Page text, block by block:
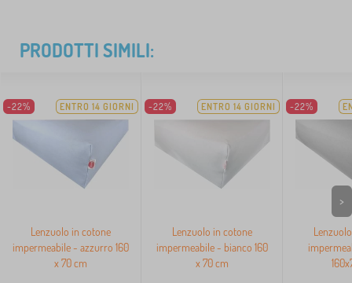
PRODOTTI SIMILI:
-22% ENTRO 14 GIORNI
Lenzuolo in cotone
impermeabile - azzurro 160
x 70 cm
-22% ENTRO 14 GIORNI
Lenzuolo in cotone
impermeabile - bianco 160
x 70 cm
-22%
>